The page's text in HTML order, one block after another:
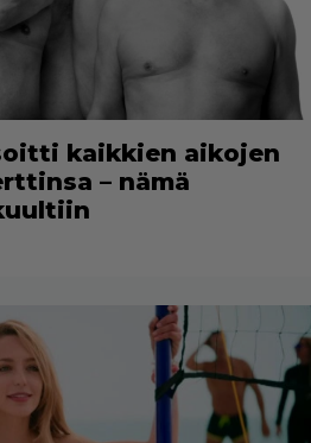
kaikkien aikojen
– nämä